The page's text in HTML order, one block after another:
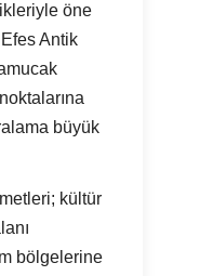
öne
Antik
büyük
kültür
bölgelerine